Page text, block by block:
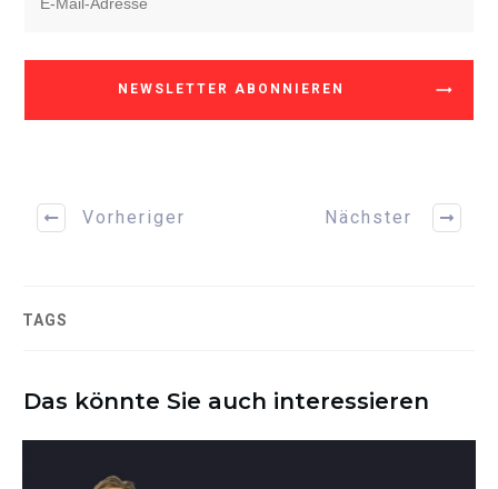
NEWSLETTER ABONNIEREN
Vorheriger Nächster
TAGS
Das könnte Sie auch interessieren